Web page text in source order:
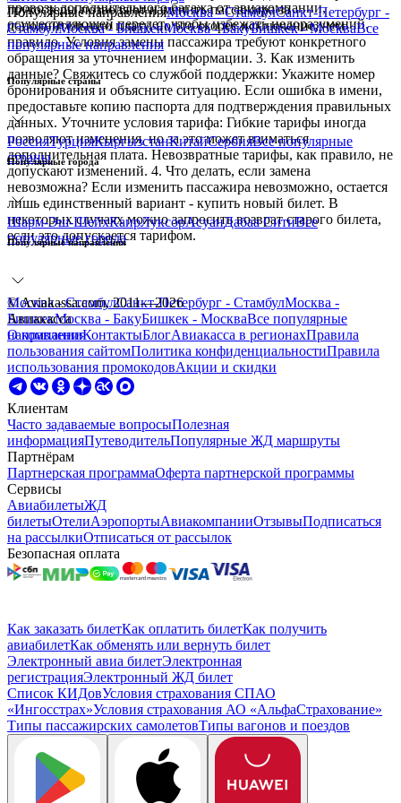
лоукостеры позволяют изменить пассажира за
дополнительную плату, но это скорее исключение, чем
правило. Условия замены пассажира требуют конкретного
обращения за уточнением информации. 3. Как изменить
данные? Свяжитесь со службой поддержки: Укажите номер
бронирования и объясните ситуацию. Если ошибка в имени,
предоставьте копию паспорта для подтверждения правильных
данных. Уточните условия тарифа: Гибкие тарифы иногда
позволяют изменения, но за это может взиматься
дополнительная плата. Невозвратные тарифы, как правило, не
допускают изменений. 4. Что делать, если замена
невозможна? Если изменить пассажира невозможно, остается
лишь единственный вариант - купить новый билет. В
некоторых случаях можно запросить возврат старого билета,
если это допускается тарифом.
провозу дополнительного багажа от авиакомпании,
осуществляющей перелет, чтобы избежать недоразумений.
Популярные направленияМосква - СтамбулСанкт-Петербург -
СтамбулМосква - БишкекМосква - БакуБишкек - МоскваВсе
популярные направления
Популярные страны
РоссияТурцияКыргызстанКитайСербияВсе популярные
страны
Популярные города
Шарм-Эш-ШейхКаирЛуксорАсуанДабаа СитиВсе
популярные города
Популярные направления
Москва - СтамбулСанкт-Петербург - СтамбулМосква -
БишкекМосква - БакуБишкек - МоскваВсе популярные
направления
© Aviakassa.com, 2011—2026
Авиакасса
О компанииКонтактыБлогАвиакасса в регионахПравила
пользования сайтомПолитика конфиденциальностиПравила
использования промокодовАкции и скидки
Клиентам
Часто задаваемые вопросыПолезная
информацияПутеводительПопулярные ЖД маршруты
Партнёрам
Партнерская программаОферта партнерской программы
Сервисы
АвиабилетыЖД
билетыОтелиАэропортыАвиакомпанииОтзывыПодписаться
на рассылкиОтписаться от рассылок
Безопасная оплата
Как заказать билетКак оплатить билетКак получить
авиабилетКак обменять или вернуть билет
Электронный авиа билетЭлектронная
регистрацияЭлектронный ЖД билет
Список КИДовУсловия страхования СПАО
«Ингосстрах»Условия страхования АО «АльфаСтрахование»
Типы пассажирских самолетовТипы вагонов и поездов